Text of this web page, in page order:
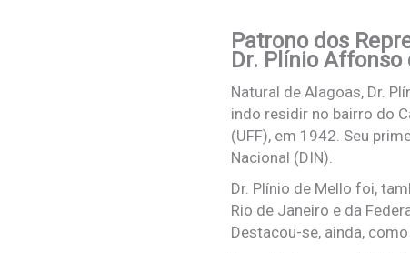
Patrono dos
Dr. Plínio
Natural de Alagoas, Dr.
indo residir no bairro do
(UFF), em 1942. Seu
Nacional (DIN).
Dr. Plínio de Mello foi,
Rio de Janeiro e da
Destacou-se, ainda,